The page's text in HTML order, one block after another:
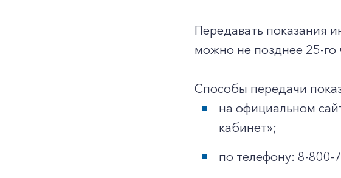
Передавать показания
можно не позднее 25-го
Способы передачи
на официальном
кабинет»;
по телефону: 8-800-